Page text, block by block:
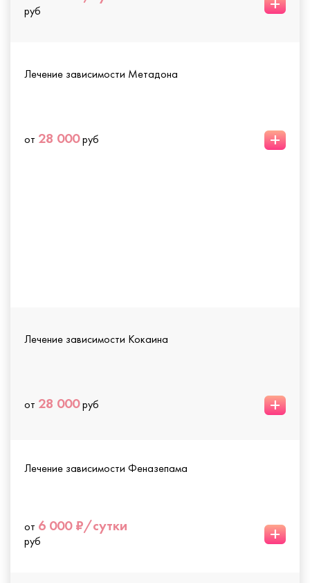
руб
Лечение зависимости Метадона
от 28 000руб +
Лечение зависимости Кокаина
от 28 000руб +
Лечение зависимости Феназепама
от 6 000 ₽/сутки
руб +